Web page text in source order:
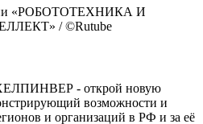
«РОБОТОТЕХНИКА И
/ ©Rutube
- открой новую
возможности и
и организаций в РФ и за её